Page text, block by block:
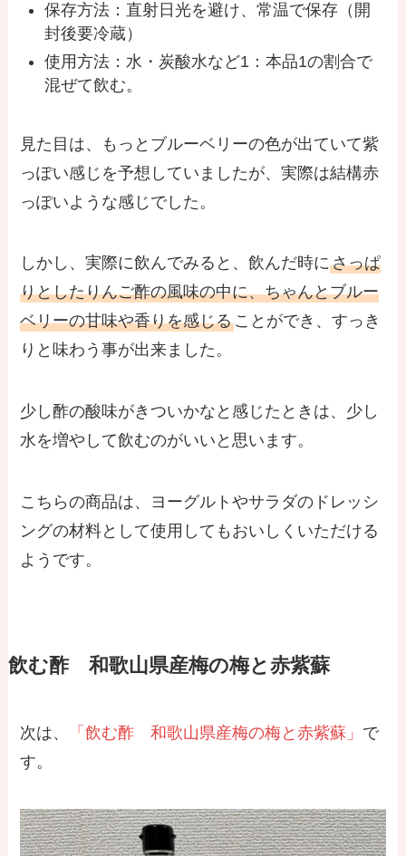
保存方法：直射日光を避け、常温で保存（開
封後要冷蔵）
使用方法：水・炭酸水など1：本品1の割合で
混ぜて飲む。
見た目は、もっとブルーベリーの色が出ていて紫
っぽい感じを予想していましたが、実際は結構赤
っぽいような感じでした。
しかし、実際に飲んでみると、飲んだ時にさっぱ
りとしたりんご酢の風味の中に、ちゃんとブルー
ベリーの甘味や香りを感じることができ、すっき
りと味わう事が出来ました。
少し酢の酸味がきついかなと感じたときは、少し
水を増やして飲むのがいいと思います。
こちらの商品は、ヨーグルトやサラダのドレッシ
ングの材料として使用してもおいしくいただける
ようです。
飲む酢 和歌山県産梅の梅と赤紫蘇
次は、 「飲む酢 和歌山県産梅の梅と赤紫蘇」 で
す。